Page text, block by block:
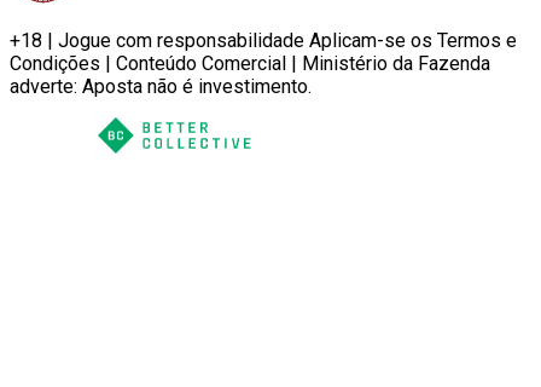
+18 | Jogue com responsabilidade Aplicam-se os Termos e
Condições | Conteúdo Comercial | Ministério da Fazenda
adverte: Aposta não é investimento.